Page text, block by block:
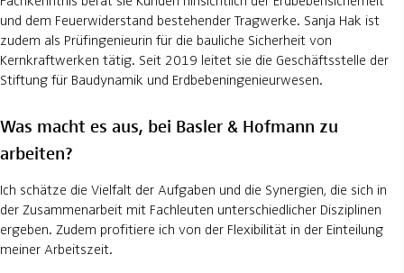
und dem Feuerwiderstand bestehender Tragwerke. Sanja Hak ist
zudem als Prüfingenieurin für die bauliche Sicherheit von
Kernkraftwerken tätig. Seit 2019 leitet sie die Geschäftsstelle der
Stiftung für Baudynamik und Erdbebeningenieurwesen.
Was macht es aus, bei Basler & Hofmann zu
arbeiten?
Ich schätze die Vielfalt der Aufgaben und die Synergien, die sich in
der Zusammenarbeit mit Fachleuten unterschiedlicher Disziplinen
ergeben. Zudem profitiere ich von der Flexibilität in der Einteilung
meiner Arbeitszeit.